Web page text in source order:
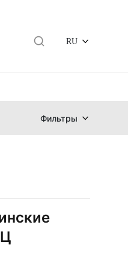
RU
Фильтры